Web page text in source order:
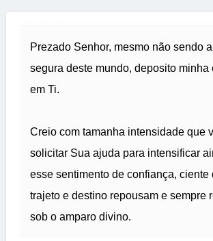
Prezado Senhor, mesmo não sendo
segura deste mundo, deposito minha
em Ti.
Creio com tamanha intensidade que
solicitar Sua ajuda para intensificar
esse sentimento de confiança, ciente
trajeto e destino repousam e sempre
sob o amparo divino.